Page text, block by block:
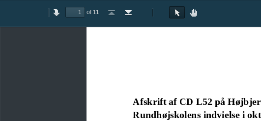
PreviousNext
of 11
Go
Go
Rotate
RotateText
Hand
Afskrift af CD L52 på
Rundhøjskolens indvielse i